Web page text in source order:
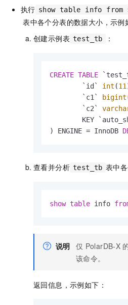
执行 show table info from
表中各个分表的数据大小，示例
创建示例表 test_tb ：
CREATE TABLE
        `id`
int (11
        `c1`
bigint
        `c2`
KEY
) ENGINE = InnoDB
查看并分析 test_tb 表中
show table info
说明 仅 PolarDB-X
该命令。
返回信息，示例如下：